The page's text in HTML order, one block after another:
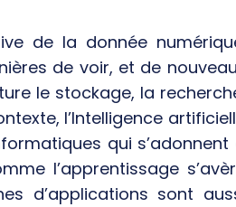
de la donnée
de voir, et de
le stockage, la
l’Intelligence
qui s’adonnent
l’apprentissage
d’applications sont